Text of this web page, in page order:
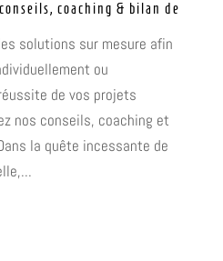
coaching & bilan de
solutions sur mesure afin
ou
de vos projets
nos conseils, coaching et
la quête incessante de